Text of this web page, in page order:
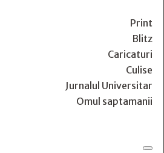
Print
Blitz
Caricaturi
Culise
Jurnalul Universitar
Omul saptamanii